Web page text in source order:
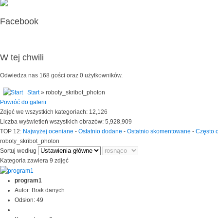
Facebook
W tej chwili
Odwiedza nas 168 gości oraz 0 użytkowników.
Start» roboty_skribot_photon
Powróć do galerii
Zdjęć we wszystkich kategoriach: 12,126
Liczba wyświetleń wszystkich obrazów: 5,928,909
TOP 12: Najwyżej oceniane - Ostatnio dodane - Ostatnio skomentowane - Często
roboty_skribot_photon
Sortuj według
Kategoria zawiera 9 zdjęć
program1
Autor: Brak danych
Odsłon: 49